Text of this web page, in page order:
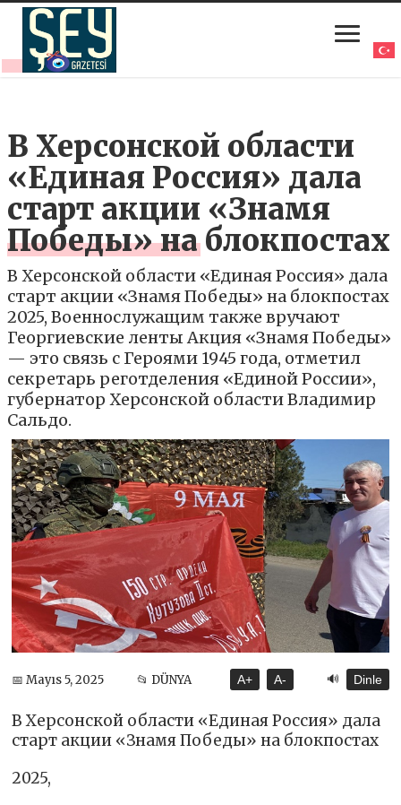
В Херсонской области
«Единая Россия» дала
старт акции «Знамя
Победы» на блокпостах
В Херсонской области «Единая Россия» дала
старт акции «Знамя Победы» на блокпостах
2025, Военнослужащим также вручают
Георгиевские ленты Акция «Знамя Победы»
— это связь с Героями 1945 года, отметил
секретарь реготделения «Единой России»,
губернатор Херсонской области Владимир
Сальдо.
📅 Mayıs 5, 2025 📂 DÜNYA A+ A- 🔊 Dinle
В Херсонской области «Единая Россия» дала
старт акции «Знамя Победы» на блокпостах
2025,